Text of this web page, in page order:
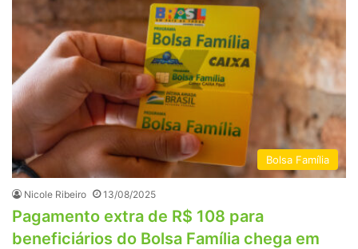
Bolsa Família
Nicole Ribeiro 13/08/2025
Pagamento extra de R$ 108 para
beneficiários do Bolsa Família chega em